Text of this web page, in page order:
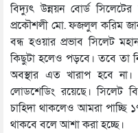
বিদ্যুৎ উন্নয়ন বোর্ড
প্রকৌশলী মো. ফজলুল করিম
বন্ধ হওয়ার প্রভাব সিলেট
কিছুটা হলেও পড়বে। তবে তা
অবস্থার এত খারাপ হবে না।
লোডশেডিং রয়েছে। সিলেট
চাহিদা থাকলেও আমরা পাচ্ছি
থাকবে বলে আশা করা হচ্ছে।